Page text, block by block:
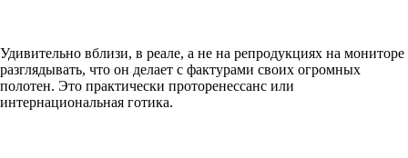
Удивительно вблизи, в реале, а не на репродукциях на мониторе
разглядывать, что он делает с фактурами своих огромных
полотен. Это практически проторенессанс или
интернациональная готика.